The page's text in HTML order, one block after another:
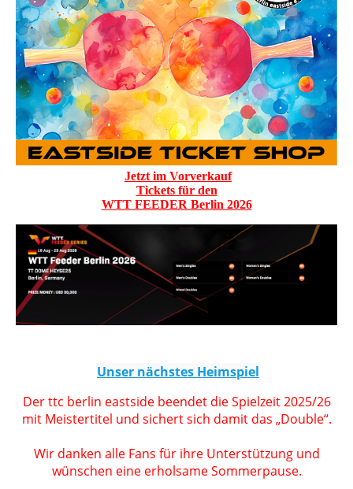
Jetzt im Vorverkauf
Tickets für den
WTT FEEDER Berlin 2026
Unser nächstes Heimspiel
Der ttc berlin eastside beendet die Spielzeit 2025/26
mit Meistertitel und sichert sich damit das „Double“.
Wir danken alle Fans für ihre Unterstützung und
wünschen eine erholsame Sommerpause.